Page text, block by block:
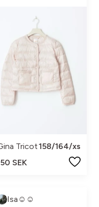
Tricot158/164/xs
SEK
Isa☺️☺️